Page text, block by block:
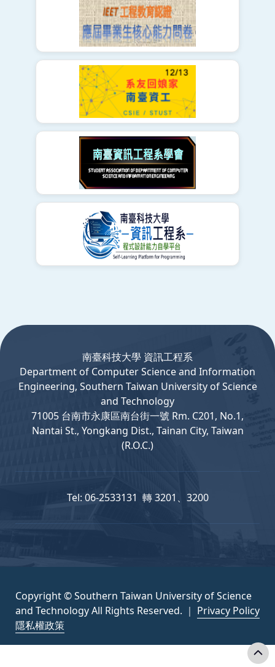
南臺科技大學 資訊工程系
Departmentof ComputerScience and Information
Engineering, Southern Taiwan University of Science
and Technology
71005 台南市永康區南台街一號 Rm. C201, No.1,
Nantai St., Yongkang Dist., Tainan City, Taiwan
(R.O.C.)
Tel: 06-2533131 轉 3201、3200
Copyright © Southern Taiwan University of Science
and Technology All Rights Reserved. ｜ Privacy Policy
隱私權政策